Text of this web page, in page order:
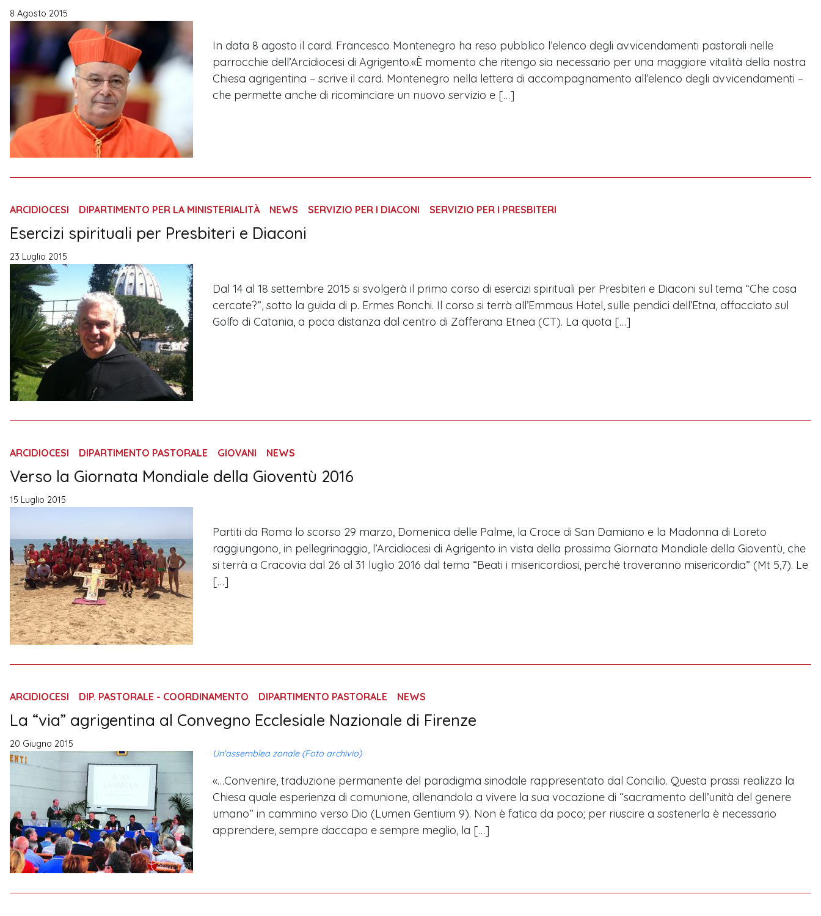
8 Agosto 2015
In data 8 agosto il card. Francesco Montenegro ha reso pubblico l’elenco degli avvicendamenti pastorali nelle
parrocchie dell’Arcidiocesi di Agrigento.«È momento che ritengo sia necessario per una maggiore vitalità della nostra
Chiesa agrigentina – scrive il card. Montenegro nella lettera di accompagnamento all’elenco degli avvicendamenti –
che permette anche di ricominciare un nuovo servizio e […]
ARCIDIOCESI DIPARTIMENTO PER LA MINISTERIALITÀ NEWS SERVIZIO PER I DIACONI SERVIZIO PER I PRESBITERI
Esercizi spirituali per Presbiteri e Diaconi
23 Luglio 2015
Dal 14 al 18 settembre 2015 si svolgerà il primo corso di esercizi spirituali per Presbiteri e Diaconi sul tema “Che cosa
cercate?”, sotto la guida di p. Ermes Ronchi. Il corso si terrà all’Emmaus Hotel, sulle pendici dell’Etna, affacciato sul
Golfo di Catania, a poca distanza dal centro di Zafferana Etnea (CT). La quota […]
ARCIDIOCESI DIPARTIMENTO PASTORALE GIOVANI NEWS
Verso la Giornata Mondiale della Gioventù 2016
15 Luglio 2015
Partiti da Roma lo scorso 29 marzo, Domenica delle Palme, la Croce di San Damiano e la Madonna di Loreto
raggiungono, in pellegrinaggio, l’Arcidiocesi di Agrigento in vista della prossima Giornata Mondiale della Gioventù, che
si terrà a Cracovia dal 26 al 31 luglio 2016 dal tema “Beati i misericordiosi, perché troveranno misericordia” (Mt 5,7). Le
[…]
ARCIDIOCESI DIP. PASTORALE - COORDINAMENTO DIPARTIMENTO PASTORALE NEWS
La “via” agrigentina al Convegno Ecclesiale Nazionale di Firenze
20 Giugno 2015
Un'assemblea zonale (Foto archivio)
«…Convenire, traduzione permanente del paradigma sinodale rappresentato dal Concilio. Questa prassi realizza la
Chiesa quale esperienza di comunione, allenandola a vivere la sua vocazione di “sacramento dell’unità del genere
umano” in cammino verso Dio (Lumen Gentium 9). Non è fatica da poco; per riuscire a sostenerla è necessario
apprendere, sempre daccapo e sempre meglio, la […]